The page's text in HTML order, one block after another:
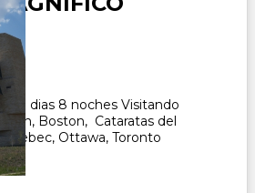
9 dias 8 noches Visitando
Boston, Cataratas del
Ottawa, Toronto